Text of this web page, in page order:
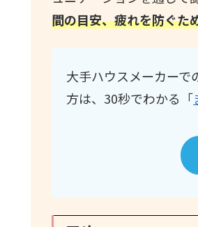
間の目安、疲れを防ぐた
大手ハウスメーカーで
方は、30秒でわかる「